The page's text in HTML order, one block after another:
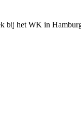
bij het WK in